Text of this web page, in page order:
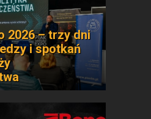
2026 – trzy dni
i spotkań